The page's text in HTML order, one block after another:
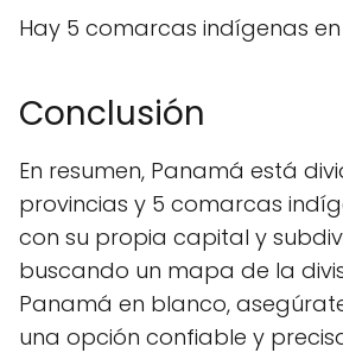
Hay 5 comarcas indígenas
Conclusión
En resumen, Panamá está
provincias y 5 comarcas
con su propia capital y
buscando un mapa de la
Panamá en blanco,
una opción confiable y